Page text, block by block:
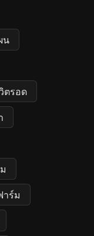
น
ตรอด
าร์ม